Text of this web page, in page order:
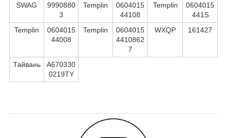
SWAG
9990880
3
Templin
0604015
44108
Templin
0604015
441S
Templin
0604015
44008
Templin
0604015
4410862
7
WXQP 161427
Тайвань
A670330
0219TY